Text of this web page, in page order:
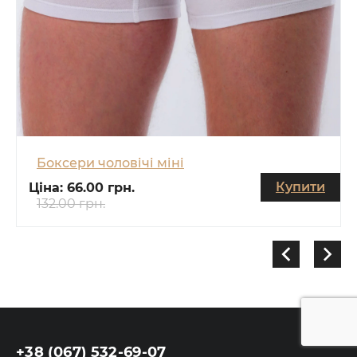
Боксери чоловічі міні
Ціна: 66.00 грн.
132.00 грн.
Купити
+38 (067) 532-69-07